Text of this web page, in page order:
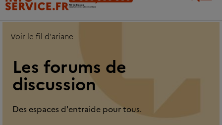
Voir le fil d'ariane
Les forums de
discussion
Des espaces d'entraide pour tous.